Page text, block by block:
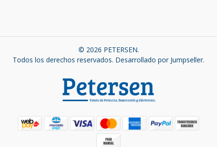
© 2026 PETERSEN.
Todos los derechos reservados. Desarrollado por Jumpseller.